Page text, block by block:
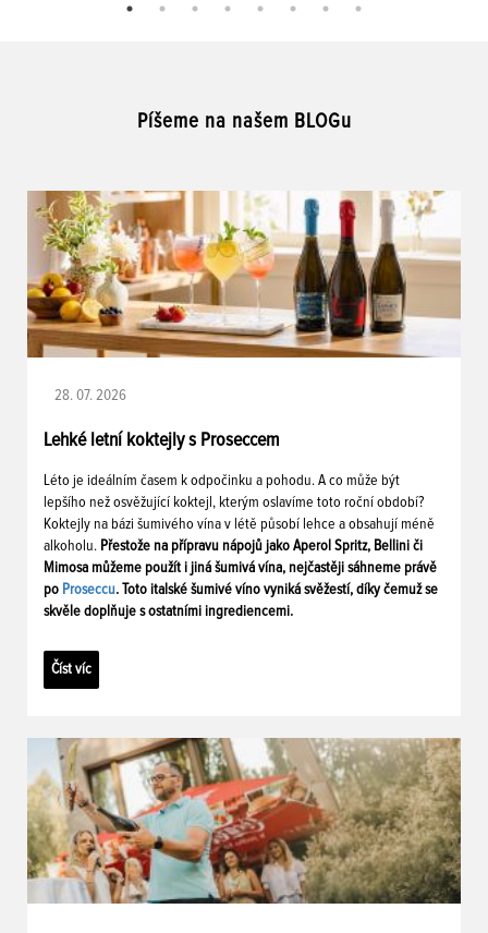
Píšeme na našem BLOGu
28. 07. 2026
Lehké letní koktejly s Proseccem
Léto je ideálním časem k odpočinku a pohodu. A co může být
lepšího než osvěžující koktejl, kterým oslavíme toto roční období?
Koktejly na bázi šumivého vína v létě působí lehce a obsahují méně
alkoholu. Přestože na přípravu nápojů jako Aperol Spritz, Bellini či
Mimosa můžeme použít i jiná šumivá vína, nejčastěji sáhneme právě
po Proseccu. Toto italské šumivé víno vyniká svěžestí, díky čemuž se
skvěle doplňuje s ostatními ingrediencemi.
Číst víc